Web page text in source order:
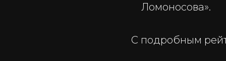
Ломоносова».
С подробным